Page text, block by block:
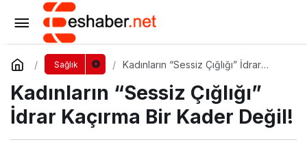
Sağlık
Kadınların “Sessiz Çığlığı” İdrar
Kadınların “Sessiz Çığlığı”
İdrar Kaçırma Bir Kader Değil!
Fazla Tuz Mide Kanseri Riskini Nasıl
Tetikliyor?
Yorum Yap